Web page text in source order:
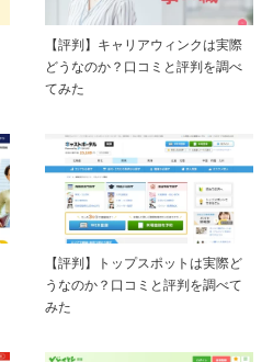
【評判】キャリアウィンクは実際
どうなのか？口コミと評判を調べ
てみた
【評判】トップスポットは実際ど
うなのか？口コミと評判を調べて
みた